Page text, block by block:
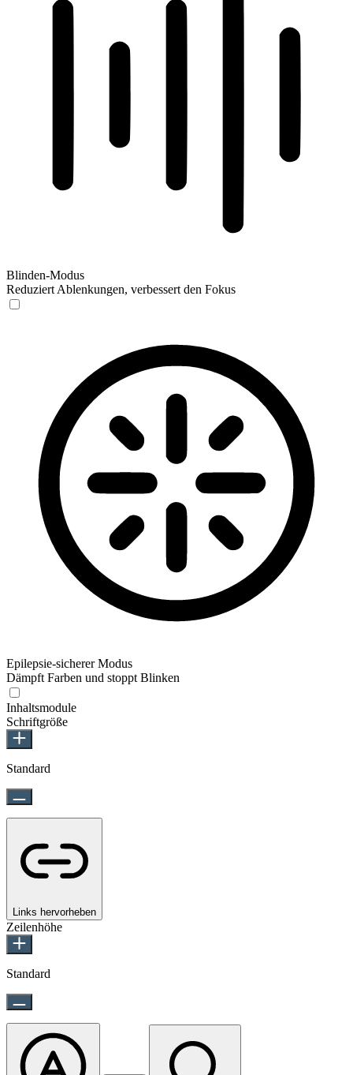
Blinden-Modus
Reduziert Ablenkungen, verbessert den Fokus
Epilepsie-sicherer Modus
Dämpft Farben und stoppt Blinken
Inhaltsmodule
Schriftgröße
Standard
Links hervorheben
Zeilenhöhe
Standard